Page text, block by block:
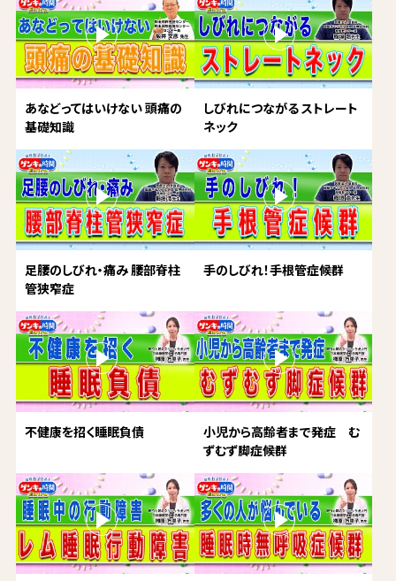
あなどってはいけない 頭痛の
基礎知識
しびれにつながる ストレート
ネック
足腰のしびれ・痛み 腰部脊柱
管狭窄症
手のしびれ！手根管症候群
不健康を招く睡眠負債
小児から高齢者まで発症 む
ずむず脚症候群